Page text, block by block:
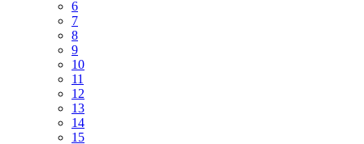
6
7
8
9
10
11
12
13
14
15